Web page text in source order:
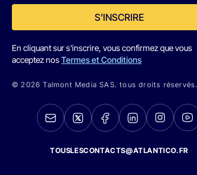
S'INSCRIRE
En cliquant sur s'inscrire, vous confirmez que vous
acceptez nosTermes et Conditions
© 2026 Talmont Media SAS. tous droits réservés.
TOUSLESCONTACTS@ATLANTICO.FR